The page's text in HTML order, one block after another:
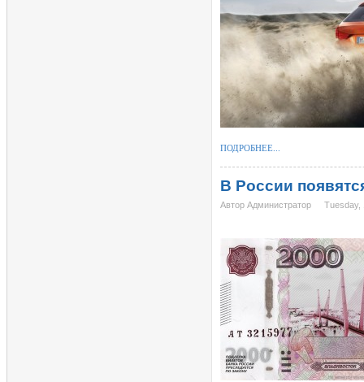
ПОДРОБНЕЕ...
В России
Автор Администратор Tuesday,